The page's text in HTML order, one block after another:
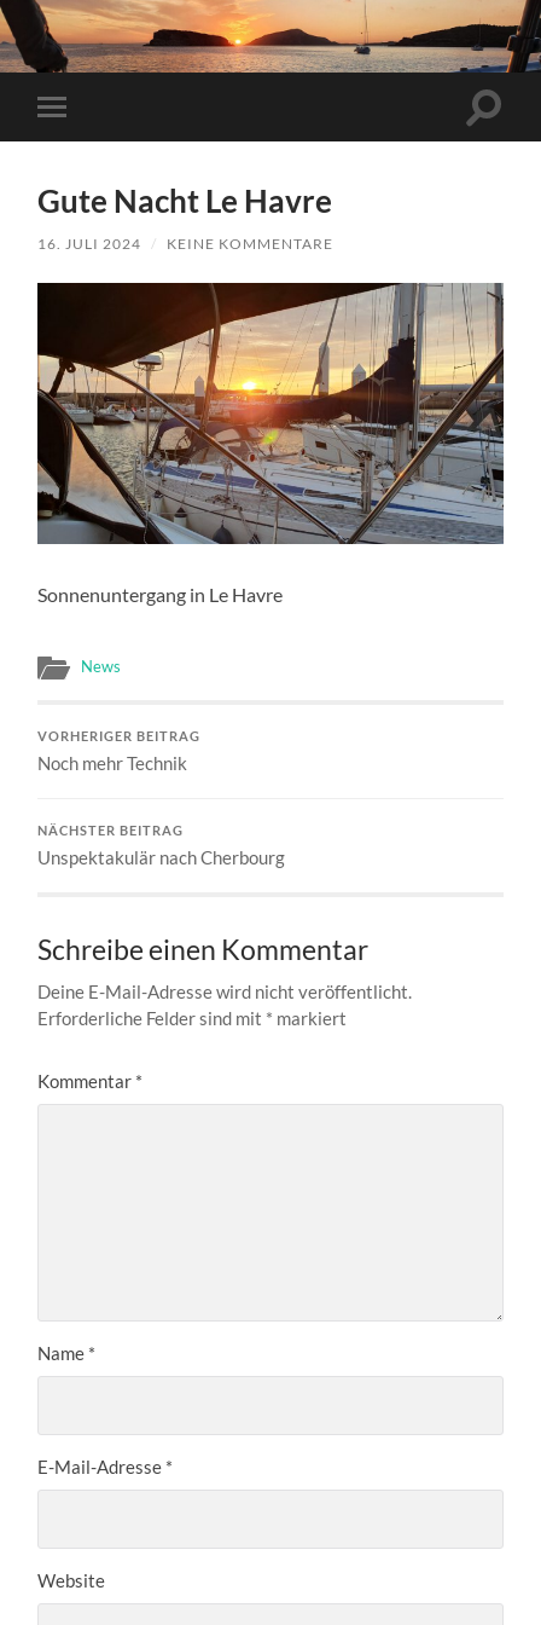
Mobile-
Menü
Gute Nacht Le Havre
16. JULI 2024 / KEINE KOMMENTARE
Sonnenuntergang in Le Havre
News
VORHERIGER BEITRAG
Noch mehr Technik
NÄCHSTER BEITRAG
Unspektakulär nach Cherbourg
Schreibe einen Kommentar
Deine E-Mail-Adresse wird nicht veröffentlicht.
Erforderliche Felder sind mit * markiert
Kommentar *
Name *
E-Mail-Adresse *
Website